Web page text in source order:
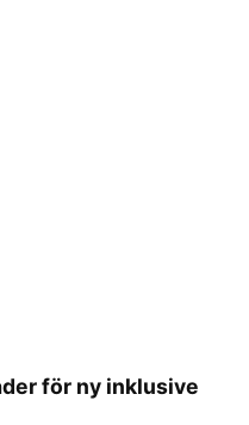
för ny inklusive